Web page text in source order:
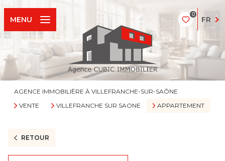
0
FR
MENU
AGENCE IMMOBILIÈRE À VILLEFRANCHE-SUR-SAÔNE
VENTE
VILLEFRANCHE SUR SAONE APPARTEMENT
RETOUR